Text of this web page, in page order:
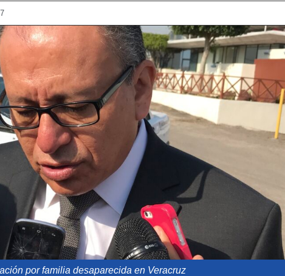
por familia desaparecida en Veracruz